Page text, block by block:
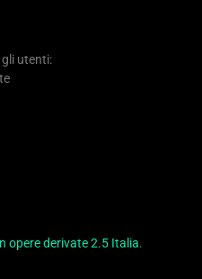
utenti:
opere derivate 2.5 Italia.